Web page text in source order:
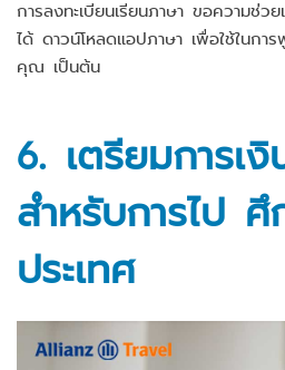
การลงทะเบียนเรียนภาษา ขอความช่ว
ได้ ดาวน์โหลดแอปภาษา เพื่อใช้ในกา
คุณ เป็นต้น
6. เตรียมการเ
สำหรับการไป ศึ
ประเทศ